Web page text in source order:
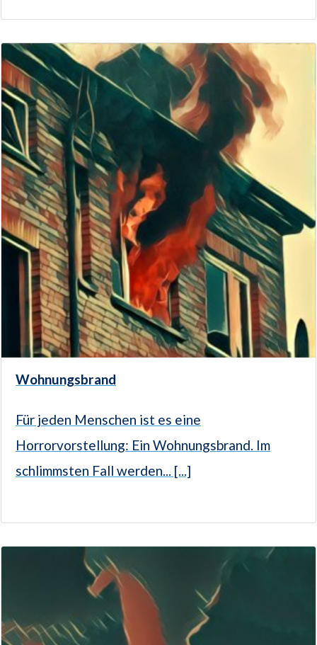
Wohnungsbrand
Für jeden Menschen ist es eine
Horrorvorstellung: Ein Wohnungsbrand. Im
schlimmsten Fall werden... [...]